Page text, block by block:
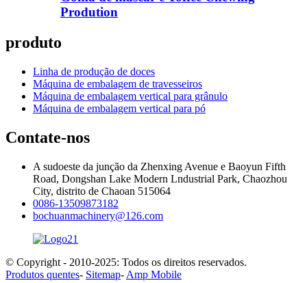
Prodution
produto
Linha de produção de doces
Máquina de embalagem de travesseiros
Máquina de embalagem vertical para grânulo
Máquina de embalagem vertical para pó
Contate-nos
A sudoeste da junção da Zhenxing Avenue e Baoyun Fifth
Road, Dongshan Lake Modern Lndustrial Park, Chaozhou
City, distrito de Chaoan 515064
0086-13509873182
bochuanmachinery@126.com
© Copyright - 2010-2025: Todos os direitos reservados.
Produtos quentes- Sitemap- Amp Mobile